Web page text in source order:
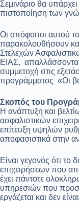
Σεμινάριο θα υπάρχει
πιστοποίηση των
Οι απόφοιτοι αυτού
παρακολουθήσουν
Στελεχών
ΕΙΑΣ,
συμμετοχή στις
προγράμματος «Οι
Σκοπός του
Η ανάπτυξη και
ασφαλιστικών
επίτευξη υψηλών
αποφασιστικά στην
Είναι γεγονός ότι
επιχειρήσεων που
έχει πάντοτε
υπηρεσιών που
εργάζεται και δεν